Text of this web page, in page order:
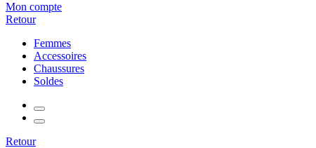
Mon compte
Retour
Femmes
Accessoires
Chaussures
Soldes
Retour